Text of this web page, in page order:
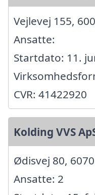
Vejlevej 155,
Ansatte:
Startdato: 11.
CVR: 41422920
Kolding VVS
Ødisvej 80,
Ansatte: 2